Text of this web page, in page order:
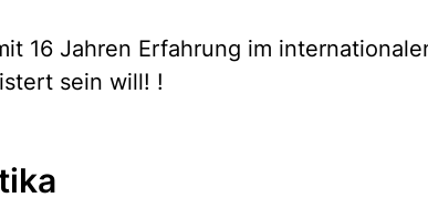
16 Jahren Erfahrung im
sein will! !